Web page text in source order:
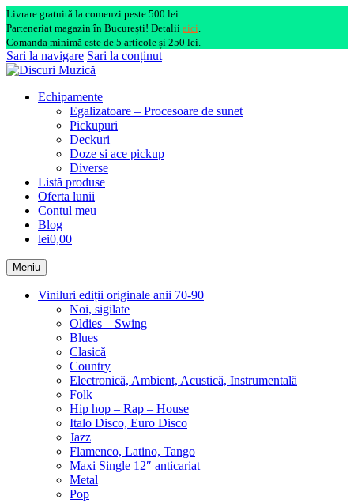
Livrare gratuită la comenzi peste 500 lei.
Parteneriat magazin în București! Detalii aici.
Comanda minimă este de 5 articole și 250 lei.
Sari la navigare Sari la conținut
Echipamente
Egalizatoare – Procesoare de sunet
Pickupuri
Deckuri
Doze si ace pickup
Diverse
Listă produse
Oferta lunii
Contul meu
Blog
lei0,00
Meniu
Viniluri ediții originale anii 70-90
Noi, sigilate
Oldies – Swing
Blues
Clasică
Country
Electronică, Ambient, Acustică, Instrumentală
Folk
Hip hop – Rap – House
Italo Disco, Euro Disco
Jazz
Flamenco, Latino, Tango
Maxi Single 12″ anticariat
Metal
Pop